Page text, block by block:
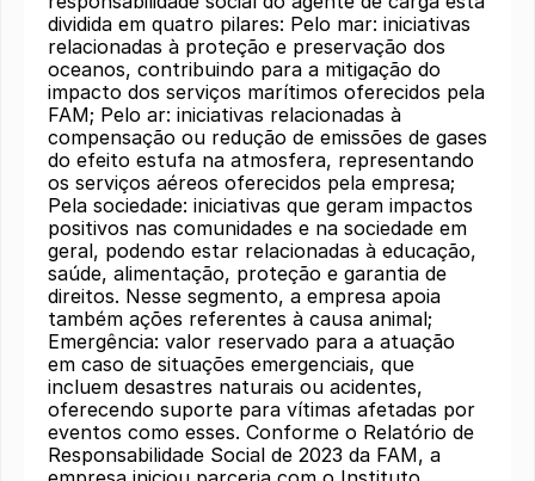
dividida em quatro pilares: Pelo mar: iniciativas
relacionadas à proteção e preservação dos
oceanos, contribuindo para a mitigação do
impacto dos serviços marítimos oferecidos pela
FAM; Pelo ar: iniciativas relacionadas à
compensação ou redução de emissões de gases
do efeito estufa na atmosfera, representando
os serviços aéreos oferecidos pela empresa;
Pela sociedade: iniciativas que geram impactos
positivos nas comunidades e na sociedade em
geral, podendo estar relacionadas à educação,
saúde, alimentação, proteção e garantia de
direitos. Nesse segmento, a empresa apoia
também ações referentes à causa animal;
Emergência: valor reservado para a atuação
em caso de situações emergenciais, que
incluem desastres naturais ou acidentes,
oferecendo suporte para vítimas afetadas por
eventos como esses. Conforme o Relatório de
Responsabilidade Social de 2023 da FAM, a